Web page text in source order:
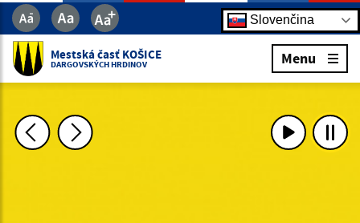
Slovenčina
Mestská časť KOŠICE
DARGOVSKÝCH HRDINOV Menu